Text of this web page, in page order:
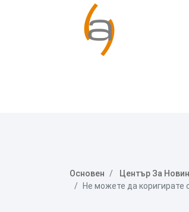
Основен
Център За
Не можете да коригирате